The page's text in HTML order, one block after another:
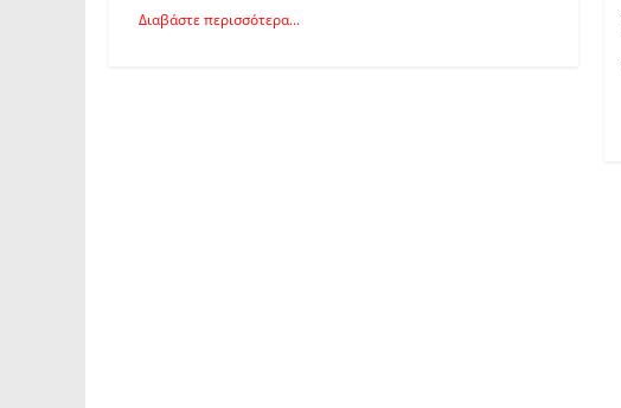
Διαβάστε περισσότερα...